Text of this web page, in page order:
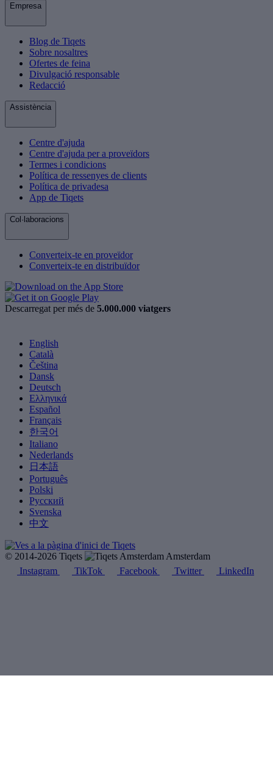
Empresa
Blog de Tiqets
Sobre nosaltres
Ofertes de feina
Divulgació responsable
Redacció
Assistència
Centre d'ajuda
Centre d'ajuda per a proveïdors
Termes i condicions
Política de ressenyes de clients
Política de privadesa
App de Tiqets
Col·laboracions
Converteix-te en proveïdor
Converteix-te en distribuïdor
Descarregat per més de 5.000.000 viatgers
English
Català
Čeština
Dansk
Deutsch
Ελληνικά
Español
Français
한국어
Italiano
Nederlands
日本語
Português
Polski
Русский
Svenska
中文
© 2014-2026 Tiqets
Amsterdam
Instagram
TikTok Facebook Twitter LinkedIn